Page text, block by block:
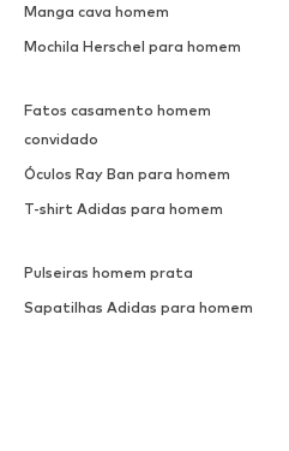
Manga cava homem
Mochila Herschel para homem
Fatos casamento homem
convidado
Óculos Ray Ban para homem
T-shirt Adidas para homem
Pulseiras homem prata
Sapatilhas Adidas para homem